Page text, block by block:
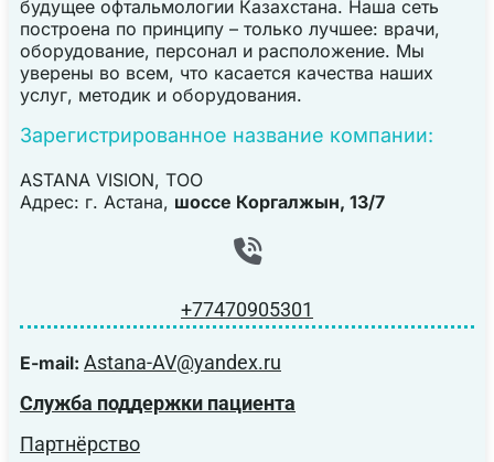
будущее офтальмологии Казахстана. Наша сеть
построена по принципу – только лучшее: врачи,
оборудование, персонал и расположение. Мы
уверены во всем, что касается качества наших
услуг, методик и оборудования.
Зарегистрированное название компании:
ASTANA VISION, TOO
Адрес: г. Астана, шоссе Коргалжын, 13/7
+77470905301
E-mail: Astana-AV@yandex.ru
Служба поддержки пациента
Партнёрство